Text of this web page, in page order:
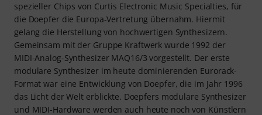
spezieller Chips von Curtis Electronic Music Specialties, für
die Doepfer die Europa-Vertretung übernahm. Hiermit
gelang die Herstellung von hochwertigen Synthesizern.
Gemeinsam mit der Gruppe Kraftwerk wurde 1992 der
MIDI-Analog-Synthesizer MAQ16/3 vorgestellt. Der erste
modulare Synthesizer im heute dominierenden Eurorack-
Format war eine Entwicklung von Doepfer, die im Jahr 1996
das Licht der Welt erblickte. Doepfers modulare Synthesizer
und MIDI-Hardware werden auch heute noch von Künstlern